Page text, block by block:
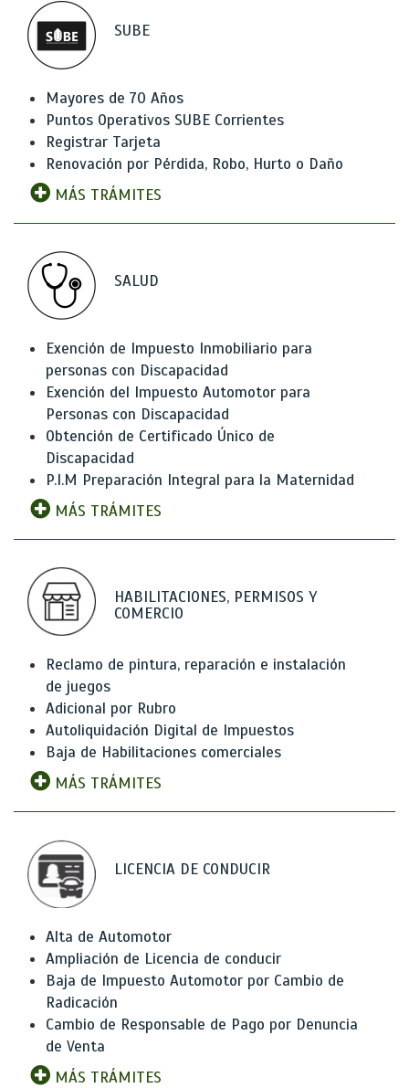
SUBE
Mayores de 70 Años
Puntos Operativos SUBE Corrientes
Registrar Tarjeta
Renovación por Pérdida, Robo, Hurto o Daño
MÁS TRÁMITES
SALUD
Exención de Impuesto Inmobiliario para
personas con Discapacidad
Exención del Impuesto Automotor para
Personas con Discapacidad
Obtención de Certificado Único de
Discapacidad
P.I.M Preparación Integral para la Maternidad
MÁS TRÁMITES
HABILITACIONES, PERMISOS Y
COMERCIO
Reclamo de pintura, reparación e instalación
de juegos
Adicional por Rubro
Autoliquidación Digital de Impuestos
Baja de Habilitaciones comerciales
MÁS TRÁMITES
LICENCIA DE CONDUCIR
Alta de Automotor
Ampliación de Licencia de conducir
Baja de Impuesto Automotor por Cambio de
Radicación
Cambio de Responsable de Pago por Denuncia
de Venta
MÁS TRÁMITES